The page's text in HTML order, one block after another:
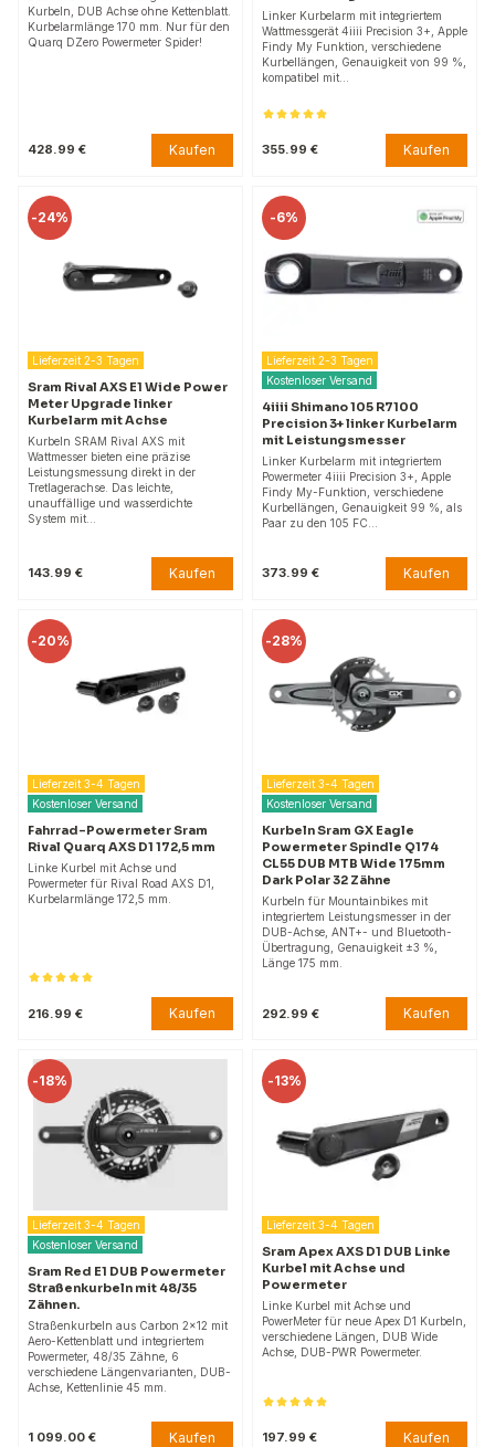
Kurbeln, DUB Achse ohne Kettenblatt.
Kurbelarmlänge 170 mm. Nur für den
Quarq DZero Powermeter Spider!
428.99 € Kaufen
Linker Kurbelarm mit integriertem
Wattmessgerät 4iiii Precision 3+, Apple
Findy My Funktion, verschiedene
Kurbellängen, Genauigkeit von 99 %,
kompatibel mit…
355.99 € Kaufen
-24%
Lieferzeit 2-3 Tagen
Sram Rival AXS E1 Wide Power
Meter Upgrade linker
Kurbelarm mit Achse
Kurbeln SRAM Rival AXS mit
Wattmesser bieten eine präzise
Leistungsmessung direkt in der
Tretlagerachse. Das leichte,
unauffällige und wasserdichte
System mit…
143.99 € Kaufen
-6%
Lieferzeit 2-3 Tagen
Kostenloser Versand
4iiii Shimano 105 R7100
Precision 3+ linker Kurbelarm
mit Leistungsmesser
Linker Kurbelarm mit integriertem
Powermeter 4iiii Precision 3+, Apple
Findy My-Funktion, verschiedene
Kurbellängen, Genauigkeit 99 %, als
Paar zu den 105 FC…
373.99 € Kaufen
-20%
Lieferzeit 3-4 Tagen
Kostenloser Versand
Fahrrad-Powermeter Sram
Rival Quarq AXS D1 172,5 mm
Linke Kurbel mit Achse und
Powermeter für Rival Road AXS D1,
Kurbelarmlänge 172,5 mm.
216.99 € Kaufen
-28%
Lieferzeit 3-4 Tagen
Kostenloser Versand
Kurbeln Sram GX Eagle
Powermeter Spindle Q174
CL55 DUB MTB Wide 175mm
Dark Polar 32 Zähne
Kurbeln für Mountainbikes mit
integriertem Leistungsmesser in der
DUB-Achse, ANT+- und Bluetooth-
Übertragung, Genauigkeit ±3 %,
Länge 175 mm.
292.99 € Kaufen
-18%
Lieferzeit 3-4 Tagen
Kostenloser Versand
Sram Red E1 DUB Powermeter
Straßenkurbeln mit 48/35
Zähnen.
Straßenkurbeln aus Carbon 2x12 mit
Aero-Kettenblatt und integriertem
Powermeter, 48/35 Zähne, 6
verschiedene Längenvarianten, DUB-
Achse, Kettenlinie 45 mm.
1 099.00 € Kaufen
-13%
Lieferzeit 3-4 Tagen
Sram Apex AXS D1 DUB Linke
Kurbel mit Achse und
Powermeter
Linke Kurbel mit Achse und
PowerMeter für neue Apex D1 Kurbeln,
verschiedene Längen, DUB Wide
Achse, DUB-PWR Powermeter.
197.99 € Kaufen